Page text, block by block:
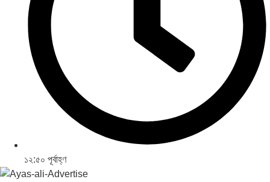
১২:৫০ পূর্বাহ্ণ